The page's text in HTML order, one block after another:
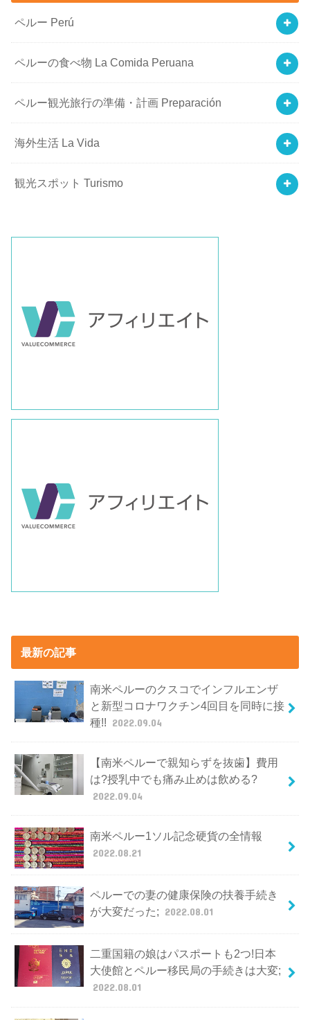
ペルー Perú
ペルーの食べ物 La Comida Peruana
ペルー観光旅行の準備・計画 Preparación
海外生活 La Vida
観光スポット Turismo
最新の記事
南米ペルーのクスコでインフルエンザ
と新型コロナワクチン4回目を同時に接
種!! 2022.09.04
【南米ペルーで親知らずを抜歯】費用
は?授乳中でも痛み止めは飲める?
2022.09.04
南米ペルー1ソル記念硬貨の全情報
2022.08.21
ペルーでの妻の健康保険の扶養手続き
が大変だった; 2022.08.01
二重国籍の娘はパスポートも2つ!日本
大使館とペルー移民局の手続きは大変;
2022.08.01